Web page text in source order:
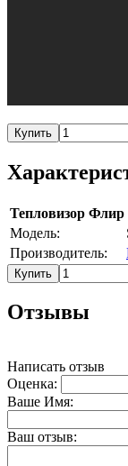
Купить
Тепловизор Флир
Модель:
Производитель:
Купить
Отзывы
Написать отзыв
Оценка:
Ваше Имя:
Ваш отзыв: